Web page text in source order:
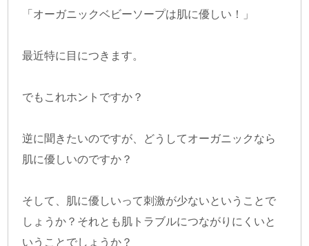
「オーガニックベビーソープは肌に優しい！」
最近特に目につきます。
でもこれホントですか？
逆に聞きたいのですが、どうしてオーガニックなら
肌に優しいのですか？
そして、肌に優しいって刺激が少ないということで
しょうか？それとも肌トラブルにつながりにくいと
いうことでしょうか？